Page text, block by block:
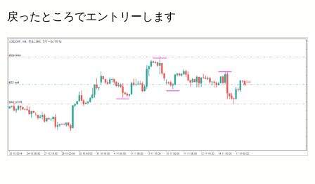
戻ったところでエントリーします